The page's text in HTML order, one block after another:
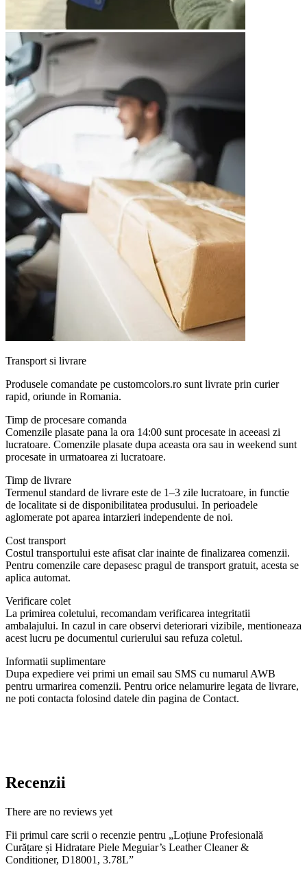
Transport si livrare
Produsele comandate pe customcolors.ro sunt livrate prin curier
rapid, oriunde in Romania.
Timp de procesare comanda
Comenzile plasate pana la ora 14:00 sunt procesate in aceeasi zi
lucratoare. Comenzile plasate dupa aceasta ora sau in weekend sunt
procesate in urmatoarea zi lucratoare.
Timp de livrare
Termenul standard de livrare este de 1–3 zile lucratoare, in functie
de localitate si de disponibilitatea produsului. In perioadele
aglomerate pot aparea intarzieri independente de noi.
Cost transport
Costul transportului este afisat clar inainte de finalizarea comenzii.
Pentru comenzile care depasesc pragul de transport gratuit, acesta se
aplica automat.
Verificare colet
La primirea coletului, recomandam verificarea integritatii
ambalajului. In cazul in care observi deteriorari vizibile, mentioneaza
acest lucru pe documentul curierului sau refuza coletul.
Informatii suplimentare
Dupa expediere vei primi un email sau SMS cu numarul AWB
pentru urmarirea comenzii. Pentru orice nelamurire legata de livrare,
ne poti contacta folosind datele din pagina de Contact.
Recenzii
There are no reviews yet
Fii primul care scrii o recenzie pentru „Loțiune Profesională
Curățare și Hidratare Piele Meguiar’s Leather Cleaner &
Conditioner, D18001, 3.78L”